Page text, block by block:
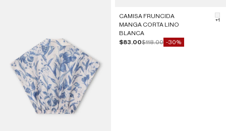
CAMISA FRUNCIDA
MANGA CORTA LINO
BLANCA
Precio de oferta
$83.00Precio normal
$118.00 -30%
+1